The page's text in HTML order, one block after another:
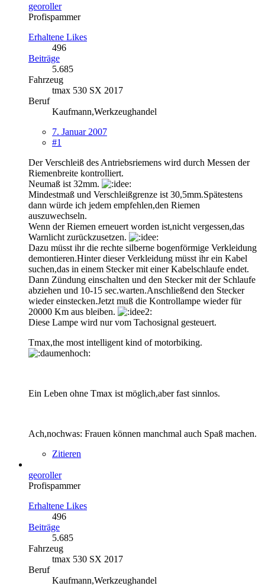
georoller
Profispammer
Erhaltene Likes
496
Beiträge
5.685
Fahrzeug
tmax 530 SX 2017
Beruf
Kaufmann,Werkzeughandel
7. Januar 2007
#1
Der Verschleiß des Antriebsriemens wird durch Messen der
Riemenbreite kontrolliert.
Neumaß ist 32mm.
Mindestmaß und Verschleißgrenze ist 30,5mm.Spätestens
dann würde ich jedem empfehlen,den Riemen
auszuwechseln.
Wenn der Riemen erneuert worden ist,nicht vergessen,das
Warnlicht zurückzusetzen.
Dazu müsst ihr die rechte silberne bogenförmige Verkleidung
demontieren.Hinter dieser Verkleidung müsst ihr ein Kabel
suchen,das in einem Stecker mit einer Kabelschlaufe endet.
Dann Zündung einschalten und den Stecker mit der Schlaufe
abziehen und 10-15 sec.warten.Anschließend den Stecker
wieder einstecken.Jetzt muß die Kontrollampe wieder für
20000 Km aus bleiben.
Diese Lampe wird nur vom Tachosignal gesteuert.
Tmax,the most intelligent kind of motorbiking.
Ein Leben ohne Tmax ist möglich,aber fast sinnlos.
Ach,nochwas: Frauen können manchmal auch Spaß machen.
Zitieren
georoller
Profispammer
Erhaltene Likes
496
Beiträge
5.685
Fahrzeug
tmax 530 SX 2017
Beruf
Kaufmann,Werkzeughandel